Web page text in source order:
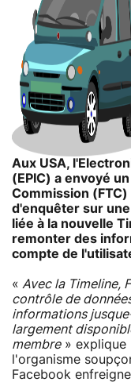
Aux USA,
(EPIC) a envoyé
Commission
d'enquêter sur
liée à la nouvelle
remonter des
compte de
« Avec la Timeline,
contrôle de
informations
largement
membre» explique
l'organisme
Facebook